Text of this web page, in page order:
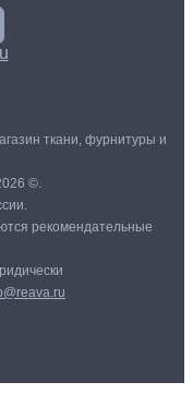
ткани, фурнитуры и
©.
рекомендательные